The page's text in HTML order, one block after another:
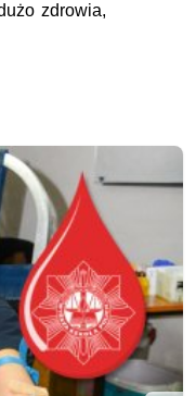
zdrowia,